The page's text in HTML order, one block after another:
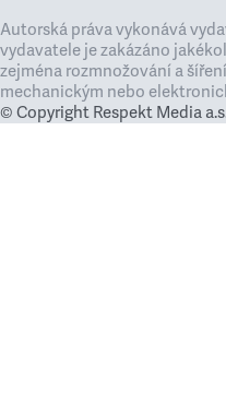
Autorská práva vykonává
vydavatele je zakázáno
zejména rozmnožování a
mechanickým nebo
© Copyright Respekt Media a.s.